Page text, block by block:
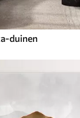
duinen